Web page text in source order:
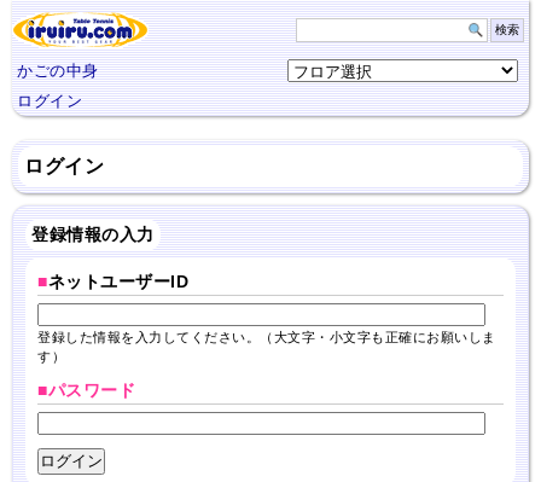
かごの中身
ログイン
ログイン
登録情報の入力
■ネットユーザーID
登録した情報を入力してください。（大文字・小文字も正確にお願いしま
す）
■パスワード